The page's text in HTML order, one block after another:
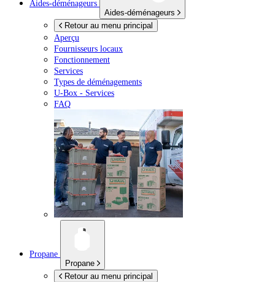
Aides-déménageurs
Aides-déménageurs
Retour au menu principal
Aperçu
Fournisseurs locaux
Fonctionnement
Services
Types de déménagements
U-Box - Services
FAQ
Propane
Propane
Retour au menu principal